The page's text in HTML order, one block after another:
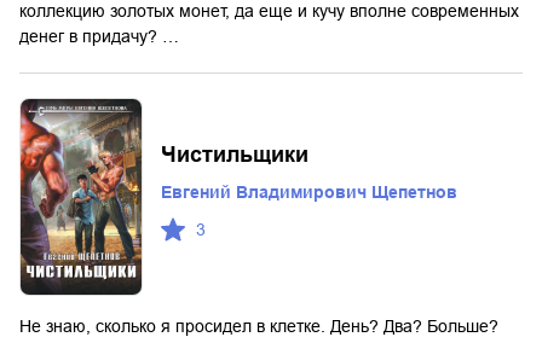
коллекцию золотых монет, да еще и кучу вполне современных
денег в придачу? …
Чистильщики
Евгений Владимирович Щепетнов
3
Не знаю, сколько я просидел в клетке. День? Два? Больше?